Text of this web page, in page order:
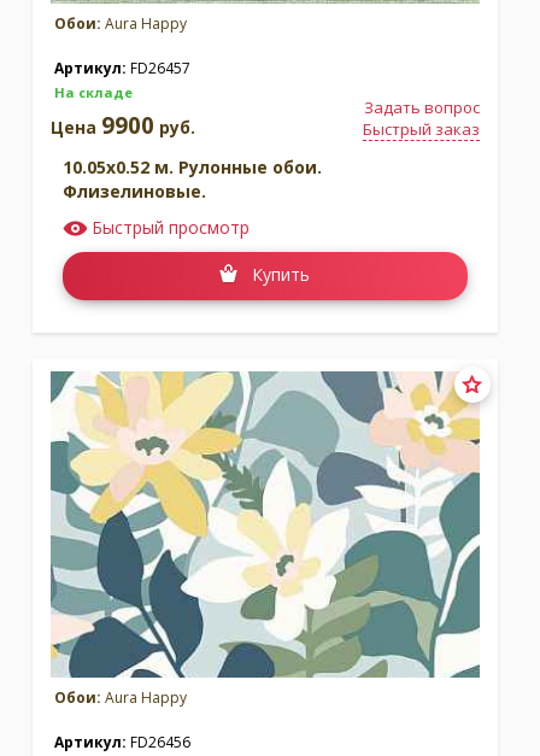
Обои: Aura Happy
Артикул: FD26457
На складе
Задать вопрос
Быстрый заказ
Цена 9900 руб.
10.05x0.52 м. Рулонные обои.
Флизелиновые.
Быстрый просмотр
Купить
Обои: Aura Happy
Артикул: FD26456